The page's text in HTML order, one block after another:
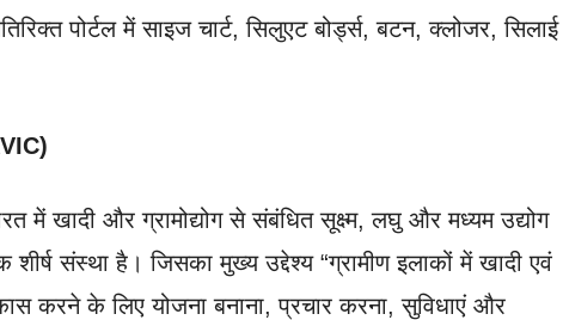
पोर्टल में साइज चार्ट, सिलुएट बोर्ड्स, बटन, क्लोजर, सिलाई
में खादी और ग्रामोद्योग से संबंधित सूक्ष्म, लघु और मध्यम उद्योग
संस्था है। जिसका मुख्य उद्देश्य “ग्रामीण इलाकों में खादी एवं
करने के लिए योजना बनाना, प्रचार करना, सुविधाएं और